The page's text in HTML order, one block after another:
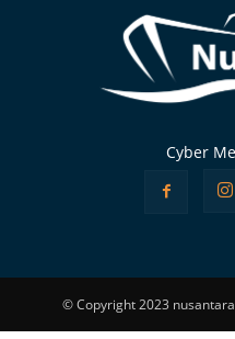
Cyber
© Copyright 2023